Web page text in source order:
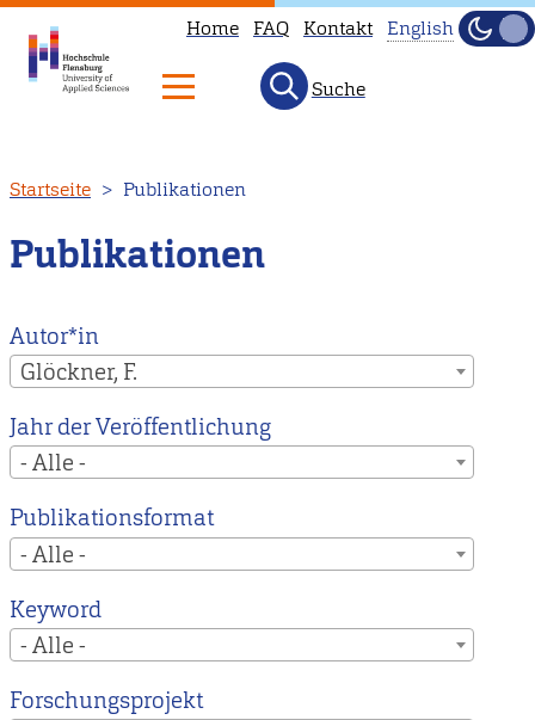
zum
Inhalt
Home FAQ Kontakt
to
our
main
instead.
English
Hell
Suche
Startseite Publikationen
Publikationen
Autor*in
Glöckner, F.
Jahr der Veröffentlichung
- Alle -
Publikationsformat
- Alle -
Keyword
- Alle -
Forschungsprojekt